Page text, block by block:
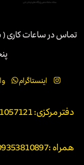
تماس در ساعات کاری (
اینستاگرام
دفتر مرکزی: 02171057121
همراه :